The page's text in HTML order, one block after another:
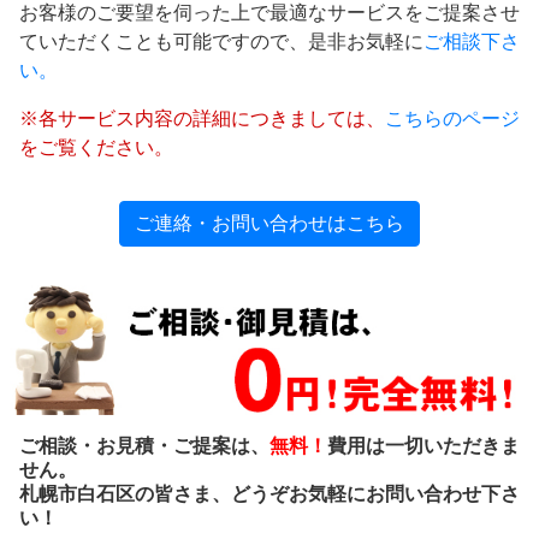
お客様のご要望を伺った上で最適なサービスをご提案させ
ていただくことも可能ですので、是非お気軽に ご相談下さ
い。
※各サービス内容の詳細につきましては、
こちらのページ
をご覧ください。
ご連絡・お問い合わせはこちら
ご相談・お見積・ご提案は、 無料！ 費用は一切いただきま
せん。
札幌市白石区の皆さま、どうぞお気軽にお問い合わせ下さ
い！